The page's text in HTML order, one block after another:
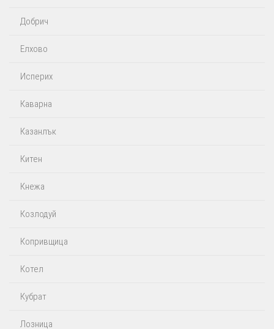
Добрич
Елхово
Исперих
Каварна
Казанлък
Китен
Кнежа
Козлодуй
Копривщица
Котел
Кубрат
Лозница